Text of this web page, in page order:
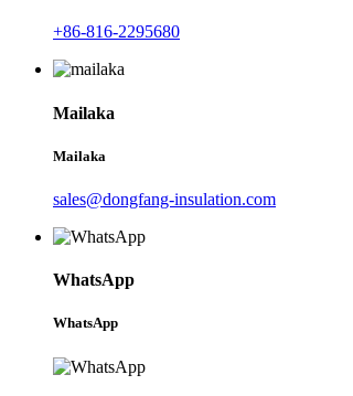
+86-816-2295680
Mailaka
Mailaka
sales@dongfang-insulation.com
WhatsApp
WhatsApp